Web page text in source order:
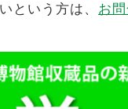
という方は、 お